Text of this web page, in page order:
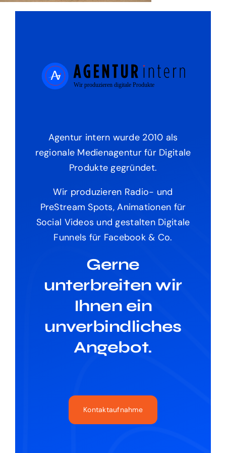
Agentur intern wurde 2010 als
regionale Medienagentur für Digitale
Produkte gegründet.
Wir produzieren Radio- und
PreStream Spots, Animationen für
Social Videos und gestalten Digitale
Funnels für Facebook & Co.
Gerne
unterbreiten wir
Ihnen ein
unverbindliches
Angebot.
Kontaktaufnahme